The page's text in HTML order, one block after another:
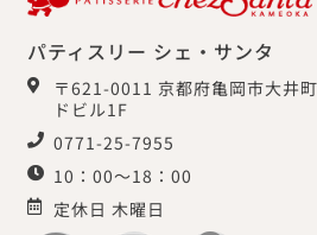
パティスリー シェ・サンタ
〒621-0011 京都府亀岡市大井
ドビル1F
0771-25-7955
10：00～18：00
定休日 木曜日